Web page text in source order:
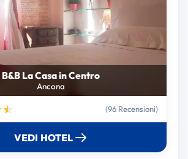
B&B La Casa in Centro
Ancona
(96 Recensioni)
VEDI HOTEL